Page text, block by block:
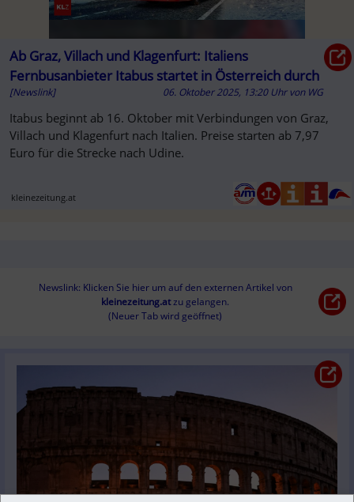
Ab Graz, Villach und Klagenfurt: Italiens
Fernbusanbieter Itabus startet in Österreich durch
[Newslink] 06. Oktober 2025, 13:20 Uhr von WG
Itabus beginnt ab 16. Oktober mit Verbindungen von Graz,
Villach und Klagenfurt nach Italien. Preise starten ab 7,97
Euro für die Strecke nach Udine.
kleinezeitung.at
Newslink: Klicken Sie hier um auf den externen Artikel von
kleinezeitung.at zu gelangen.
(Neuer Tab wird geöffnet)